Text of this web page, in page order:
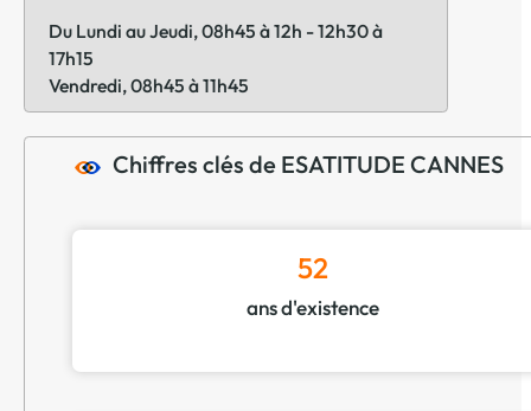
Du Lundi au Jeudi, 08h45 à 12h - 12h30 à
17h15
Vendredi, 08h45 à 11h45
Chiffres clés de ESATITUDE CANNES
52
ans d'existence